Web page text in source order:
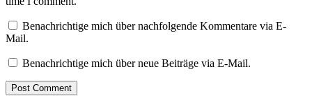
Benachrichtige mich über nachfolgende Kommentare via E-
Mail.
Benachrichtige mich über neue Beiträge via E-Mail.